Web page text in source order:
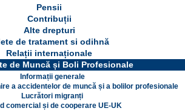
Pensii
Contribuții
Alte drepturi
de tratament si odihnă
Relații internaționale
de Muncă și Boli Profesionale
Informații generale
a accidentelor de muncă și a bolilor profesionale
Lucrători migranți
comercial și de cooperare UE-UK